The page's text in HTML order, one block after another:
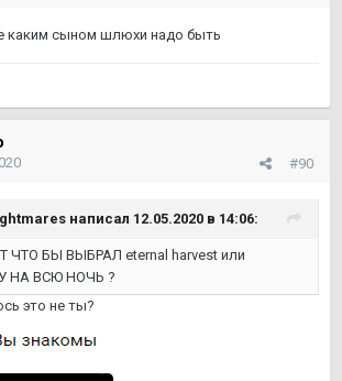
каким сыном шлюхи надо быть
#90
написал 12.05.2020 в 14:06:
ЧТО БЫ ВЫБРАЛ eternal harvest или
НА ВСЮ НОЧЬ ?
это не ты?